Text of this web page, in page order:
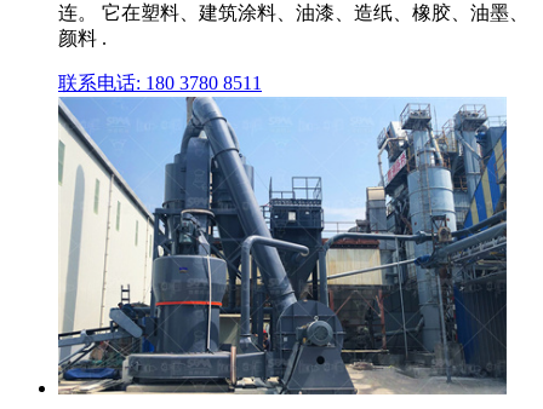
连。 它在塑料、建筑涂料、油漆、造纸、橡胶、油墨、
颜料 .
联系电话: 180 3780 8511